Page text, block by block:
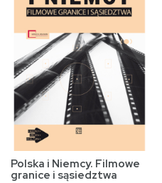
Polska i Niemcy. Filmowe
granice i sąsiedztwa